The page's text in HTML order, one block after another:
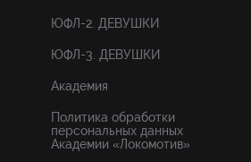
ЮФЛ-2. ДЕВУШКИ
ЮФЛ-3. ДЕВУШКИ
Академия
Политика обработки
персональных данных
Академии «Локомотив»